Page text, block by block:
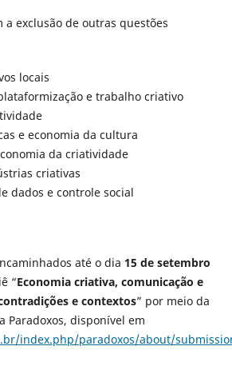
a exclusão de outras questões
locais
e trabalho criativo
e economia da cultura
da criatividade
criativas
dados e controle social
até o dia 15 de setembro
“Economia criativa, comunicação e
e contextos” por meio da
Paradoxos, disponível em
index.php/paradoxos/about/